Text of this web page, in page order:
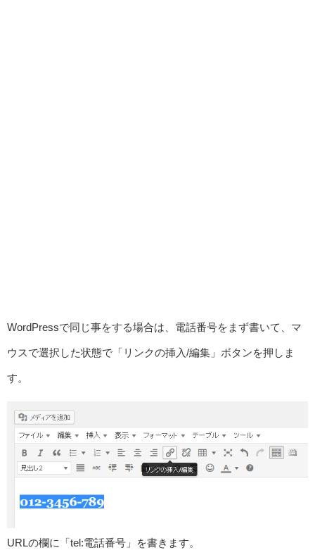
WordPressで同じ事をする場合は、電話番号をまず書いて、マ
ウスで選択した状態で「リンクの挿入/編集」ボタンを押しま
す。
URLの欄に「tel:電話番号」を書きます。